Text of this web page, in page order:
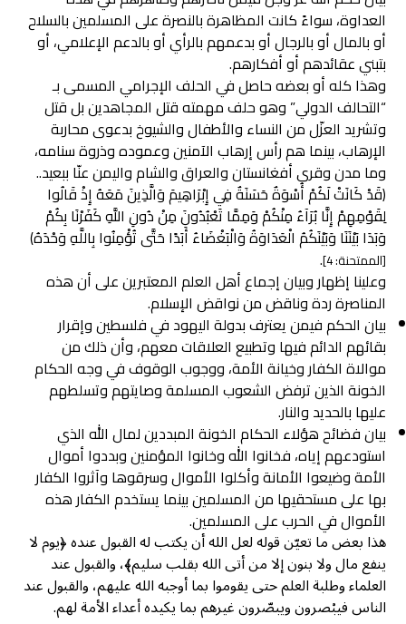
العداوة، سواءً كانت المظاهرة بالنصرة على المسلمين بالسلاح
أو بالمال أو بالرجال أو بدعمهم بالرأي أو بالدعم الإعلامي، أو
بتبني عقائدهم أو أفكارهم.
وهذا كله أو بعضه حاصل في الحلف الإجرامي المسمى بـ
“التحالف الدولي” وهو حلف مهمته قتل المجاهدين بل قتل
وتشريد العزّل من النساء والأطفال والشيوخ بدعوى محاربة
الإرهاب، بينما هم رأس إرهاب الآمنين وعموده وذروة سنامه،
وما مدن وقرى أفغانستان والعراق والشام واليمن عنّا ببعيد..
﴿قَدْ كَانَتْ لَكُمْ أُسْوَةٌ حَسَنَةٌ فِي إِبْرَاهِيمَ وَالَّذِينَ مَعَهُ إِذْ قَالُوا
لِقَوْمِهِمْ إِنَّا بُرَآءُ مِنْكُمْ وَمِمَّا تَعْبُدُونَ مِنْ دُونِ اللَّهِ كَفَرْنَا بِكُمْ
وَبَدَا بَيْنَنَا وَبَيْنَكُمُ الْعَدَاوَةُ وَالْبَغْضَاءُ أَبَدًا حَتَّى تُؤْمِنُوا بِاللَّهِ وَحْدَهُ﴾
[الممتحنة: 4] .
وعلينا إظهار وبيان إجماع أهل العلم المعتبرين على أن هذه
المناصرة ردة وناقض من نواقض الإسلام.
بيان الحكم فيمن يعترف بدولة اليهود في فلسطين وإقرار
بقائهم الدائم فيها وتطبيع العلاقات معهم، وأن ذلك من
موالاة الكفار وخيانة الأمة، ووجوب الوقوف في وجه الحكام
الخونة الذين ترفض الشعوب المسلمة وصايتهم وتسلطهم
عليها بالحديد والنار.
بيان فضائح هؤلاء الحكام الخونة المبددين لمال الله الذي
استودعهم إياه، فخانوا الله وخانوا المؤمنين وبددوا أموال
الأمة وضيعوا الأمانة وأكلوا الأموال وسرقوها وآثروا الكفار
بها على مستحقيها من المسلمين بينما يستخدم الكفار هذه
الأموال في الحرب على المسلمين.
هذا بعض ما تعيّن قوله لعل الله أن يكتب له القبول عنده ﴿يوم لا
ينفع مال ولا بنون إلا من أتى الله بقلب سليم﴾، والقبول عند
العلماء وطلبة العلم حتى يقوموا بما أوجبه الله عليهم، والقبول عند
الناس فيبْصرون ويبصّرون غيرهم بما يكيده أعداء الأمة لهم.